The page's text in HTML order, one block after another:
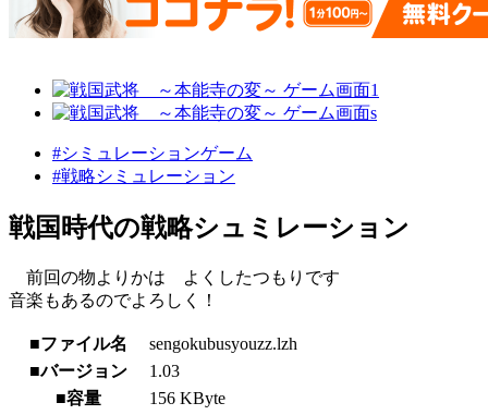
#シミュレーションゲーム
#戦略シミュレーション
戦国時代の戦略シュミレーション
前回の物よりかは よくしたつもりです
音楽もあるのでよろしく！
■ファイル名
sengokubusyouzz.lzh
■バージョン
1.03
■容量
156 KByte